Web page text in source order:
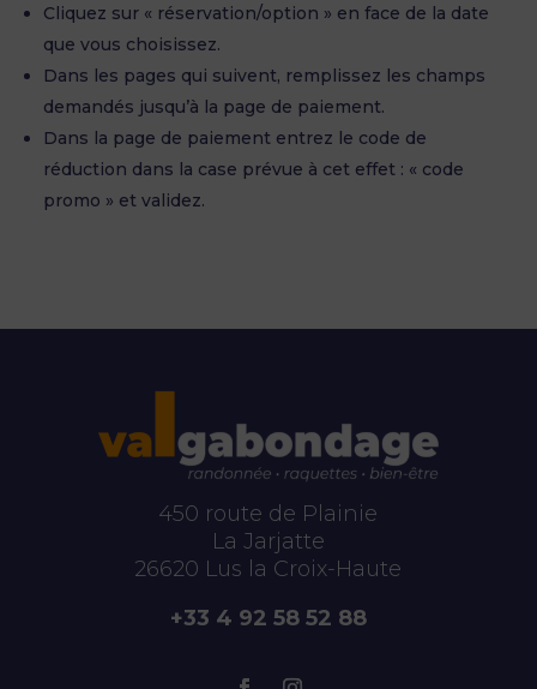
Cliquez sur « réservation/option » en face de la date
que vous choisissez.
Dans les pages qui suivent, remplissez les champs
demandés jusqu’à la page de paiement.
Dans la page de paiement entrez le code de
réduction dans la case prévue à cet effet : « code
promo » et validez.
450 route de Plainie
La Jarjatte
26620 Lus la Croix-Haute
+33 4 92 58 52 88